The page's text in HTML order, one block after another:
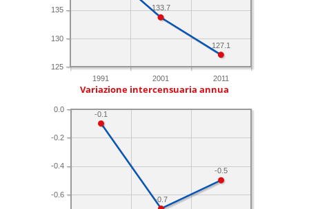
1991 2001 2011
125
130
135
127.1
133.7
Variazione intercensuaria annua
-0.6
-0.4
-0.2
0.0
-0.5
-0.7
-0.1